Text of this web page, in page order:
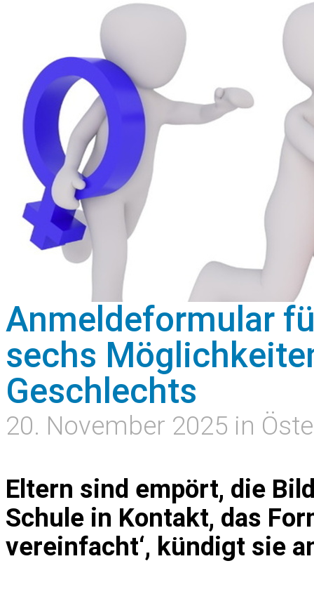
Anmeldeformular
sechs
Geschlechts
20. November 2025 in
Eltern sind empört, die
Schule in Kontakt, das
vereinfacht‘, kündigt sie